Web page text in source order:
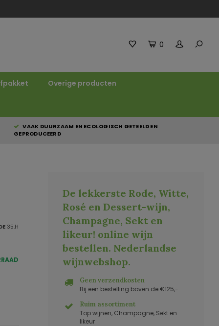
0
Overige producten
VAAK DUURZAAM EN ECOLOGISCH GETEELD EN
GEPRODUCEERD
35.H
De lekkerste Rode, Witte,
Rosé en Dessert-wijn,
Champagne, Sekt en
likeur! online wijn
bestellen. Nederlandse
wijnwebshop.
Geen verzendkosten
Bij een bestelling boven de €125,-
Ruim assortiment
Top wijnen, Champagne, Sekt en
likeur